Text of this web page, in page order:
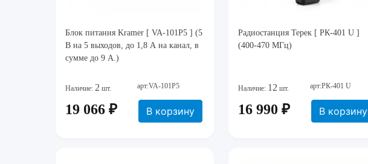
Блок питания Kramer [ VA-101P5 ] (5
В на 5 выходов, до 1,8 А на канал, в
сумме до 9 А.)
Наличие: 2 шт. арт:VA-101P5
19 066 ₽ В корзину
Радиостанция Терек [ РК-401 U ]
(400-470 МГц)
Наличие: 12 шт. арт:РК-401 U
16 990 ₽ В корзину